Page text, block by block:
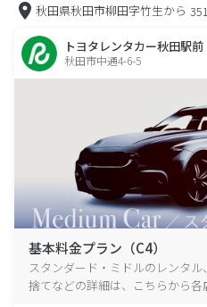
秋田県秋田市柳田字竹生から
トヨタレンタカー秋田駅前
秋田市中通4-6-5
基本料金プラン（C4）
スタンダード・ミドルのレンタ
捨てなどの詳細は、こちらから各